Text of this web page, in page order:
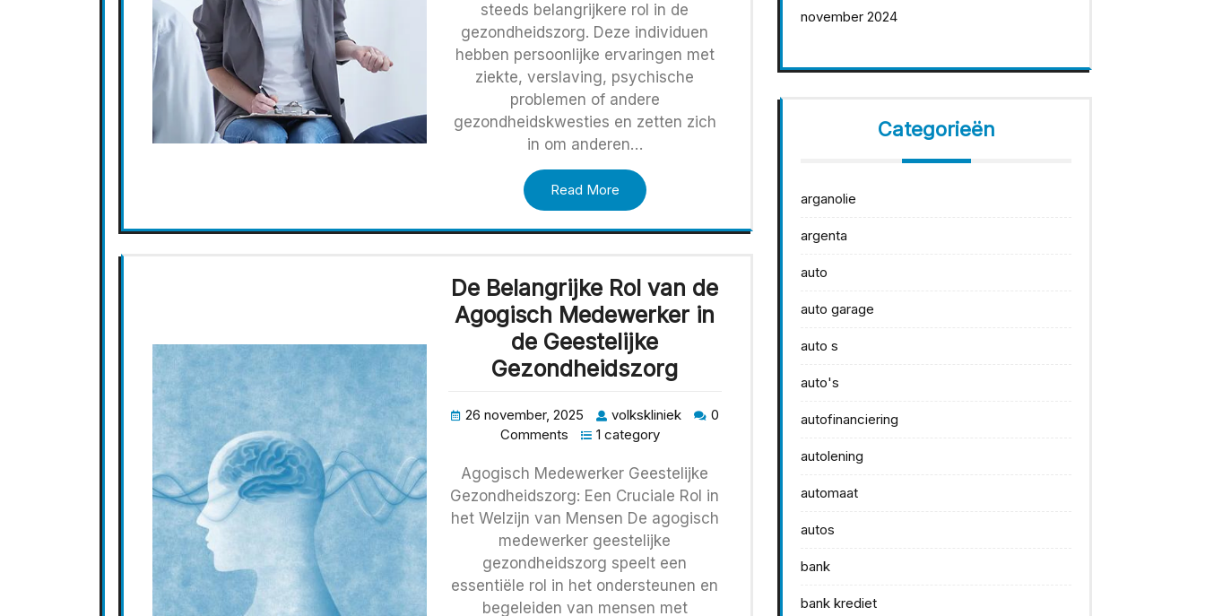
steeds belangrijkere rol in de
gezondheidszorg. Deze individuen
hebben persoonlijke ervaringen met
ziekte, verslaving, psychische
problemen of andere
gezondheidskwesties en zetten zich
in om anderen…
Read More
De Belangrijke Rol van de
Agogisch Medewerker in
de Geestelijke
Gezondheidszorg
26 november, 2025 volkskliniek
0
Comments
1 category
Agogisch Medewerker Geestelijke
Gezondheidszorg: Een Cruciale Rol in
het Welzijn van Mensen De agogisch
medewerker geestelijke
gezondheidszorg speelt een
essentiële rol in het ondersteunen en
begeleiden van mensen met
november 2024
Categorieën
arganolie
argenta
auto
auto garage
auto s
auto's
autofinanciering
autolening
automaat
autos
bank
bank krediet